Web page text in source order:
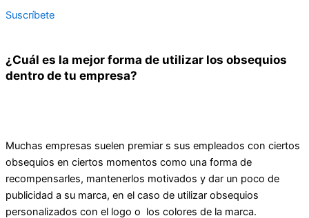
Suscríbete
¿Cuál es la mejor forma de utilizar los obsequios
dentro de tu empresa?
Muchas empresas suelen premiar s sus empleados con ciertos
obsequios en ciertos momentos como una forma de
recompensarles, mantenerlos motivados y dar un poco de
publicidad a su marca, en el caso de utilizar obsequios
personalizados con el logo o los colores de la marca.